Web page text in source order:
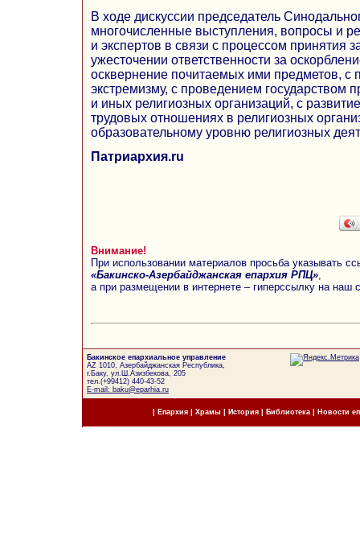
В ходе дискуссии председатель
многочисленные выступления, вопросы и
и экспертов в связи с процессом принятия
ужесточении ответственности за
осквернение почитаемых ими предметов, с
экстремизму, с проведением государством
и иных религиозных организаций, с
трудовых отношениях в религиозных
образовательному уровню религиозных
Патриархия.ru
Внимание!
При использовании материалов просьба указывать
«Бакинско-Азербайджанская епархия РПЦ»
а при размещении в интернете – гиперссылку на наш
Бакинское епархиальное управление
AZ 1010, Азербайджанская Республика,
г.Баку, ул.Ш.Азизбекова, 205
тел.(+99412) 440-43-52
E-mail: baku@eparhia.ru
Епархия| Храмы История| Библиотека Новости